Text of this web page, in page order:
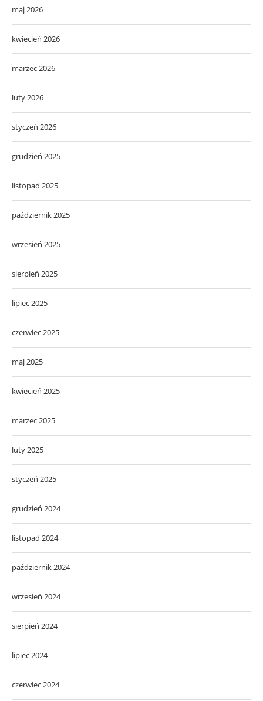
maj 2026
kwiecień 2026
marzec 2026
luty 2026
styczeń 2026
grudzień 2025
listopad 2025
październik 2025
wrzesień 2025
sierpień 2025
lipiec 2025
czerwiec 2025
maj 2025
kwiecień 2025
marzec 2025
luty 2025
styczeń 2025
grudzień 2024
listopad 2024
październik 2024
wrzesień 2024
sierpień 2024
lipiec 2024
czerwiec 2024